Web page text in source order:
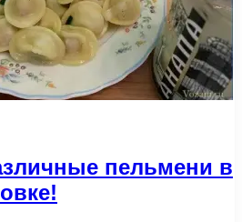
пельмени в